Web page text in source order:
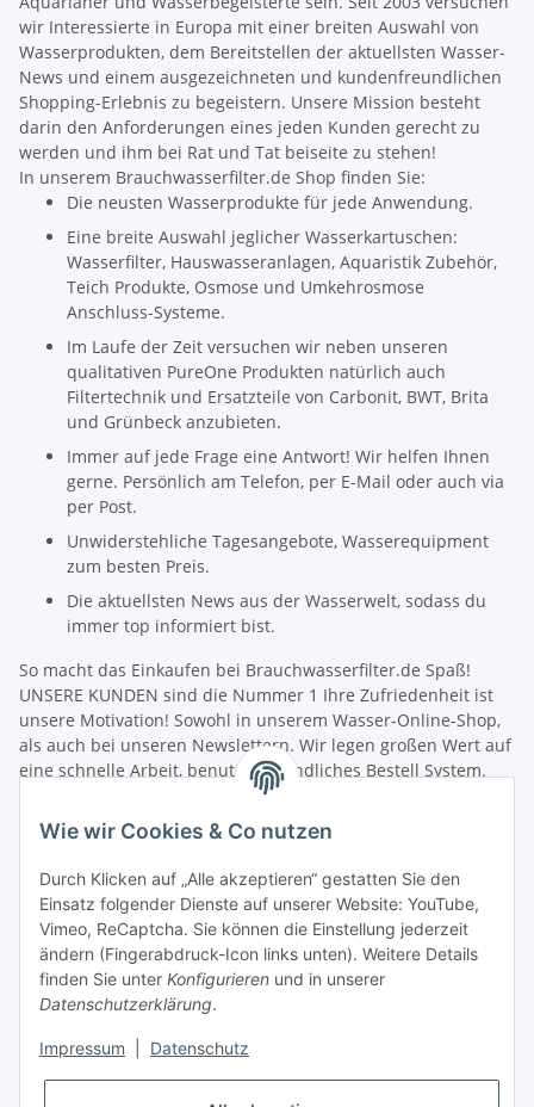
wir Interessierte in Europa mit einer breiten Auswahl von
Wasserprodukten, dem Bereitstellen der aktuellsten Wasser-
News und einem ausgezeichneten und kundenfreundlichen
Shopping-Erlebnis zu begeistern. Unsere Mission besteht
darin den Anforderungen eines jeden Kunden gerecht zu
werden und ihm bei Rat und Tat beiseite zu stehen!
In unserem Brauchwasserfilter.de Shop finden Sie:
Die neusten Wasserprodukte für jede Anwendung.
Eine breite Auswahl jeglicher Wasserkartuschen:
Wasserfilter, Hauswasseranlagen, Aquaristik Zubehör,
Teich Produkte, Osmose und Umkehrosmose
Anschluss-Systeme.
Im Laufe der Zeit versuchen wir neben unseren
qualitativen PureOne Produkten natürlich auch
Filtertechnik und Ersatzteile von Carbonit, BWT, Brita
und Grünbeck anzubieten.
Immer auf jede Frage eine Antwort! Wir helfen Ihnen
gerne. Persönlich am Telefon, per E-Mail oder auch via
per Post.
Unwiderstehliche Tagesangebote, Wasserequipment
zum besten Preis.
Die aktuellsten News aus der Wasserwelt, sodass du
immer top informiert bist.
So macht das Einkaufen bei Brauchwasserfilter.de Spaß!
UNSERE KUNDEN sind die Nummer 1 Ihre Zufriedenheit ist
unsere Motivation! Sowohl in unserem Wasser-Online-Shop,
als auch bei unseren Newslettern. Wir legen großen Wert auf
eine schnelle Arbeit, benutzerfreundliches Bestell System.
Unsere Mitarbeiter verfügen über umfangreiches fachliches
Wissen und helfen jedem bei Fragen gerne weiter. Wir freuen
uns über die Zusammenarbeit mit Ihnen sowie die
Zusammenarbeit mit Aquaristik Freunden, Fischzucht und
Angelvereinen.
Schneller Versand! Wir wollen Sie nicht lange warten lassen.
Damit Sie möglichst schnell Ihre neue Filterausrüstung in
Betrieb nehmen können, senden wir Ihre Bestellung sofort
nach dem Zahlungseingang zu. Nach der Bearbeitung Ihrer
Produkt-Bestellung erhalten Sie umgehend eine
Versandbestätigung, in der wir weitere Informationen zum
Wie wir Cookies & Co nutzen
Durch Klicken auf „Alle akzeptieren“ gestatten Sie den
Einsatz folgender Dienste auf unserer Website: YouTube,
Vimeo, ReCaptcha. Sie können die Einstellung jederzeit
ändern (Fingerabdruck-Icon links unten). Weitere Details
finden Sie unter Konfigurieren und in unserer
Datenschutzerklärung.
Impressum Datenschutz